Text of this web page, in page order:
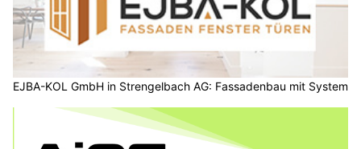
EJBA-KOL GmbH in Strengelbach AG: Fassadenbau mit System